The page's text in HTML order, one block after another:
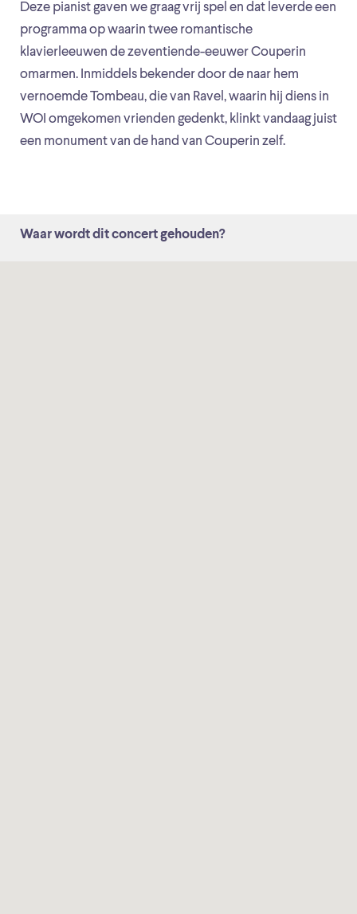
Deze pianist gaven we graag vrij spel en dat leverde een
programma op waarin twee romantische
klavierleeuwen de zeventiende-eeuwer Couperin
omarmen. Inmiddels bekender door de naar hem
vernoemde Tombeau, die van Ravel, waarin hij diens in
WOI omgekomen vrienden gedenkt, klinkt vandaag juist
een monument van de hand van Couperin zelf.
Waar wordt dit concert gehouden?